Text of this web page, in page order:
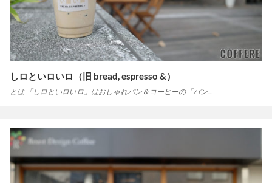
しロといロいロ（旧 bread, espresso &）
とは 「しロといロいロ」はおしゃれパン＆コーヒーの「パン…